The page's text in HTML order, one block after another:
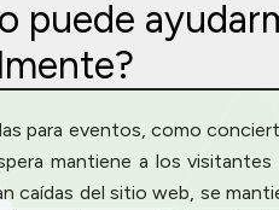
puede
para eventos, como
mantiene a los visitantes
caídas del sitio web, se